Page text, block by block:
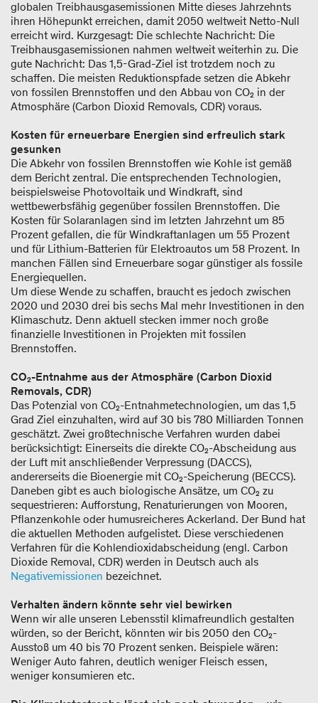
globalen Treibhausgasemissionen Mitte dieses Jahrzehnts
ihren Höhepunkt erreichen, damit 2050 weltweit Netto-Null
erreicht wird. Kurzgesagt: Die schlechte Nachricht: Die
Treibhausgasemissionen nahmen weltweit weiterhin zu. Die
gute Nachricht: Das 1,5-Grad-Ziel ist trotzdem noch zu
schaffen. Die meisten Reduktionspfade setzen die Abkehr
von fossilen Brennstoffen und den Abbau von CO₂ in der
Atmosphäre (Carbon Dioxid Removals, CDR) voraus.
Kosten für erneuerbare Energien sind erfreulich stark
gesunken
Die Abkehr von fossilen Brennstoffen wie Kohle ist gemäß
dem Bericht zentral. Die entsprechenden Technologien,
beispielsweise Photovoltaik und Windkraft, sind
wettbewerbsfähig gegenüber fossilen Brennstoffen. Die
Kosten für Solaranlagen sind im letzten Jahrzehnt um 85
Prozent gefallen, die für Windkraftanlagen um 55 Prozent
und für Lithium-Batterien für Elektroautos um 58 Prozent. In
manchen Fällen sind Erneuerbare sogar günstiger als fossile
Energiequellen.
Um diese Wende zu schaffen, braucht es jedoch zwischen
2020 und 2030 drei bis sechs Mal mehr Investitionen in den
Klimaschutz. Denn aktuell stecken immer noch große
finanzielle Investitionen in Projekten mit fossilen
Brennstoffen.
CO₂-Entnahme aus der Atmosphäre (Carbon Dioxid
Removals, CDR)
Das Potenzial von CO₂-Entnahmetechnologien, um das 1,5
Grad Ziel einzuhalten, wird auf 30 bis 780 Milliarden Tonnen
geschätzt. Zwei großtechnische Verfahren wurden dabei
berücksichtigt: Einerseits die direkte CO₂-Abscheidung aus
der Luft mit anschließender Verpressung (DACCS),
andererseits die Bioenergie mit CO₂-Speicherung (BECCS).
Daneben gibt es auch biologische Ansätze, um CO₂ zu
sequestrieren: Aufforstung, Renaturierungen von Mooren,
Pflanzenkohle oder humusreicheres Ackerland. Der Bund hat
die aktuellen Methoden aufgelistet. Diese verschiedenen
Verfahren für die Kohlendioxidabscheidung (engl. Carbon
Dioxide Removal, CDR) werden in Deutsch auch als
Negativemissionen bezeichnet.
Verhalten ändern könnte sehr viel bewirken
Wenn wir alle unseren Lebensstil klimafreundlich gestalten
würden, so der Bericht, könnten wir bis 2050 den CO₂-
Ausstoß um 40 bis 70 Prozent senken. Beispiele wären:
Weniger Auto fahren, deutlich weniger Fleisch essen,
weniger konsumieren etc.